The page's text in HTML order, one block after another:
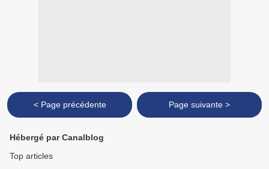
< Page précédente Page suivante >
Hébergé par Canalblog
Top articles